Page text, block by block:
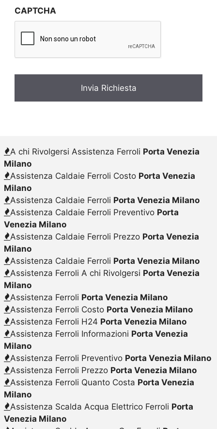
a
c
*
CAPTCHA
A chi Rivolgersi Assistenza Ferroli Porta Venezia
Milano
Assistenza Caldaie Ferroli Costo Porta Venezia
Milano
Assistenza Caldaie Ferroli Porta Venezia Milano
Assistenza Caldaie Ferroli Preventivo Porta
Venezia Milano
Assistenza Caldaie Ferroli Prezzo Porta Venezia
Milano
Assistenza Caldaie Ferroli Porta Venezia Milano
Assistenza Ferroli A chi Rivolgersi Porta Venezia
Milano
Assistenza Ferroli Porta Venezia Milano
Assistenza Ferroli Costo Porta Venezia Milano
Assistenza Ferroli H24 Porta Venezia Milano
Assistenza Ferroli Informazioni Porta Venezia
Milano
Assistenza Ferroli Preventivo Porta Venezia Milano
Assistenza Ferroli Prezzo Porta Venezia Milano
Assistenza Ferroli Quanto Costa Porta Venezia
Milano
Assistenza Scalda Acqua Elettrico Ferroli Porta
Venezia Milano